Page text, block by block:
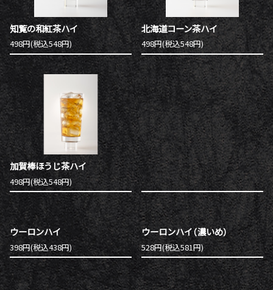
知覧の和紅茶ハイ
498円(税込548円)
北海道コーン茶ハイ
498円(税込548円)
加賀棒ほうじ茶ハイ
498円(税込548円)
ウーロンハイ
398円(税込438円)
ウーロンハイ（濃いめ）
528円(税込581円)